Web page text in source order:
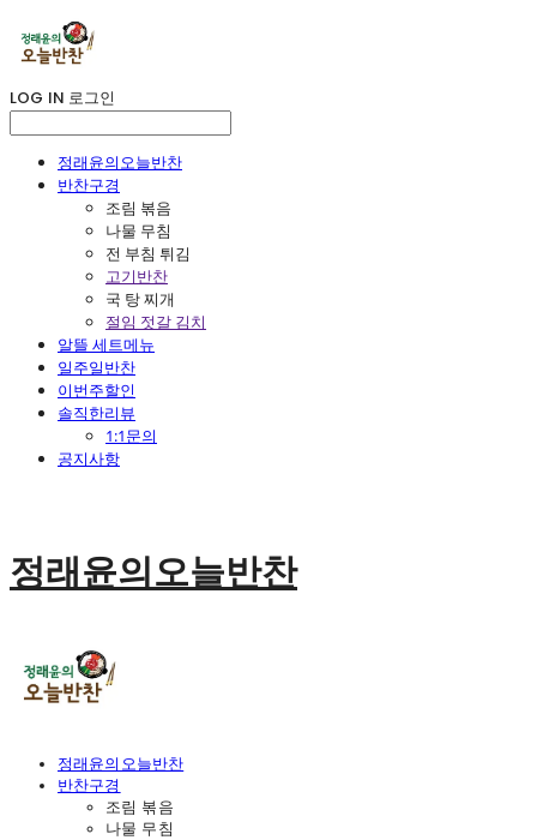
LOG IN 로그인
정래윤의오늘반찬
반찬구경
조림 볶음
나물 무침
전 부침 튀김
고기반찬
국 탕 찌개
절임 젓갈 김치
알뜰 세트메뉴
일주일반찬
이번주할인
솔직한리뷰
1:1문의
공지사항
정래윤의오늘반찬
정래윤의오늘반찬
반찬구경
조림 볶음
나물 무침